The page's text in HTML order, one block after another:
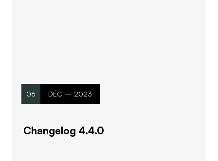
06 DÉC — 2023
Changelog 4.4.0